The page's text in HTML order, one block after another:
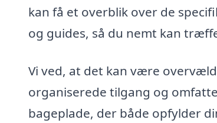
kan få et overblik over de
og guides, så du nemt kan
Vi ved, at det kan være
organiserede tilgang og
bageplade, der både opfylder